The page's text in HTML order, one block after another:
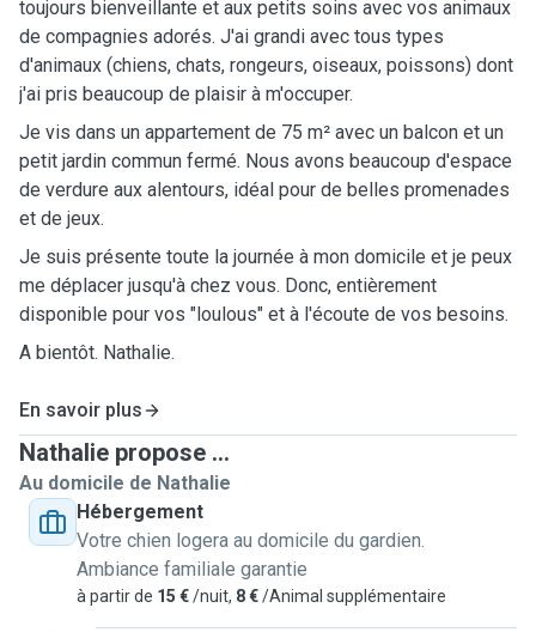
toujours bienveillante et aux petits soins avec vos animaux
de compagnies adorés. J'ai grandi avec tous types
d'animaux (chiens, chats, rongeurs, oiseaux, poissons) dont
j'ai pris beaucoup de plaisir à m'occuper.
Je vis dans un appartement de 75 m² avec un balcon et un
petit jardin commun fermé. Nous avons beaucoup d'espace
de verdure aux alentours, idéal pour de belles promenades
et de jeux.
Je suis présente toute la journée à mon domicile et je peux
me déplacer jusqu'à chez vous. Donc, entièrement
disponible pour vos "loulous" et à l'écoute de vos besoins.
A bientôt. Nathalie.
En savoir plus
Nathalie propose ...
Au domicile de Nathalie
Hébergement
Votre chien logera au domicile du gardien.
Ambiance familiale garantie
à partir de 15 €/nuit, 8 €/Animal supplémentaire